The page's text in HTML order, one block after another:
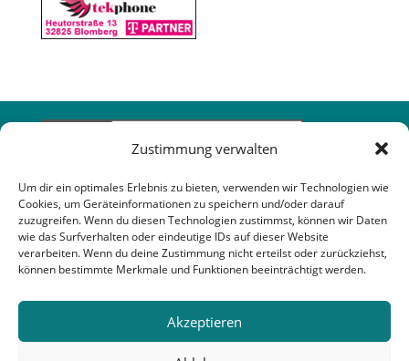
Zustimmung verwalten
Um dir ein optimales Erlebnis zu bieten, verwenden wir Technologien wie
Cookies, um Geräteinformationen zu speichern und/oder darauf
zuzugreifen. Wenn du diesen Technologien zustimmst, können wir Daten
wie das Surfverhalten oder eindeutige IDs auf dieser Website
verarbeiten. Wenn du deine Zustimmung nicht erteilst oder zurückziehst,
können bestimmte Merkmale und Funktionen beeinträchtigt werden.
Akzeptieren